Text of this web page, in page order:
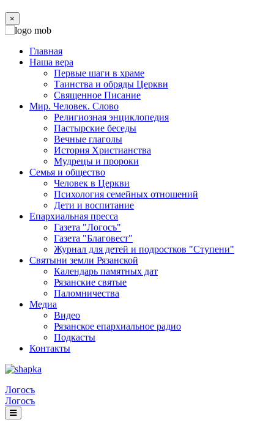
×
Главная
Наша вера
Первые шаги в храме
Таинства и обряды Церкви
Священное Писание
Мир. Человек. Слово
Религиозная энциклопедия
Пастырские беседы
Вечные глаголы
История Христианства
Мудрецы и пророки
Семья и общество
Человек в Церкви
Психология семейных отношений
Дети и воспитание
Епархиальная пресса
Газета "Логосъ"
Газета "Благовест"
Журнал для детей и подростков "Ступени"
Святыни земли Рязанской
Календарь памятных дат
Рязанские святые
Паломничества
Медиа
Видео
Рязанское епархиальное радио
Подкасты
Контакты
Логосъ
Логосъ